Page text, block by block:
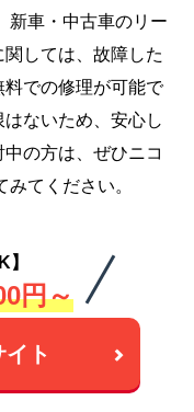
新車・中古車のリー
しては、故障した
での修理が可能で
ないため、安心し
の方は、ぜひニコ
てください。
】
円～
ト